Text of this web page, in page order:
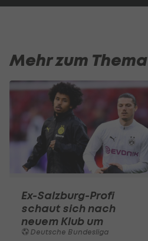
Mehr zum Thema
Ex-Salzburg-Profi
schaut sich nach
neuem Klub um
Deutsche Bundesliga